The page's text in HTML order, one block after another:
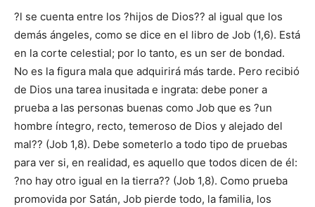
?l se cuenta entre los ?hijos de Dios?? al igual que los
demás ángeles, como se dice en el libro de Job (1,6). Está
en la corte celestial; por lo tanto, es un ser de bondad.
No es la figura mala que adquirirá más tarde. Pero recibió
de Dios una tarea inusitada e ingrata: debe poner a
prueba a las personas buenas como Job que es ?un
hombre íntegro, recto, temeroso de Dios y alejado del
mal?? (Job 1,8). Debe someterlo a todo tipo de pruebas
para ver si, en realidad, es aquello que todos dicen de él:
?no hay otro igual en la tierra?? (Job 1,8). Como prueba
promovida por Satán, Job pierde todo, la familia, los